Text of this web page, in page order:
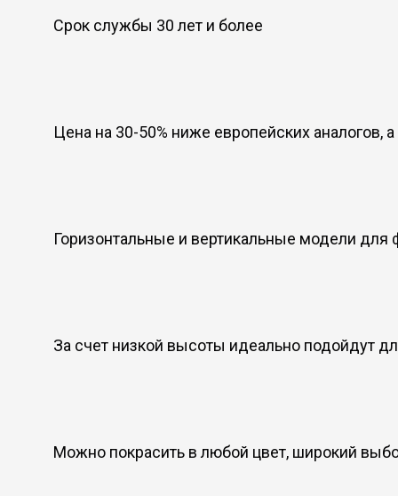
Срок службы 30 лет и более
Цена на 30-50% ниже европейских аналогов,
Горизонтальные и вертикальные модели для
За счет низкой высоты идеально подойдут
Можно покрасить в любой цвет, широкий